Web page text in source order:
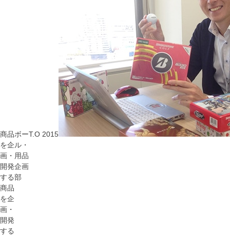
商品
を企
画・
開発
する
商品
を企
画・
開発
する
ボー
ル・
用品
企画
部
T.O 2015